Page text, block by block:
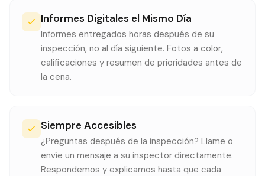
Informes Digitales el Mismo Día
Informes entregados horas después de su
inspección, no al día siguiente. Fotos a color,
calificaciones y resumen de prioridades antes de
la cena.
Siempre Accesibles
¿Preguntas después de la inspección? Llame o
envíe un mensaje a su inspector directamente.
Respondemos y explicamos hasta que cada